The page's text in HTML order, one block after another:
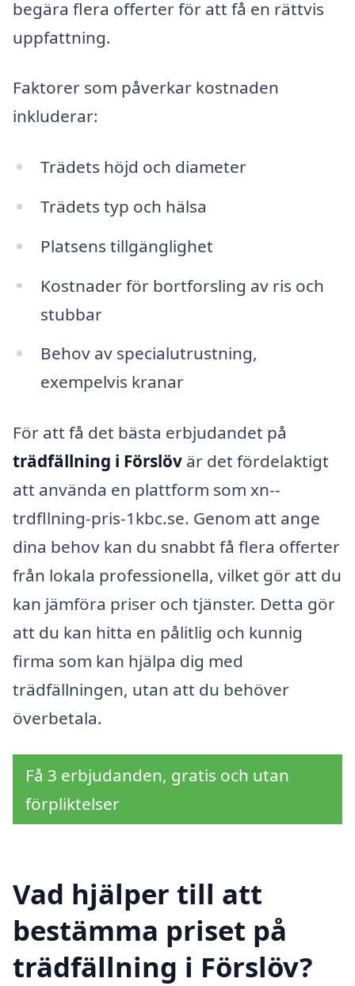
begära flera offerter för att få en rättvis
uppfattning.
Faktorer som påverkar kostnaden
inkluderar:
Trädets höjd och diameter
Trädets typ och hälsa
Platsens tillgänglighet
Kostnader för bortforsling av ris och
stubbar
Behov av specialutrustning,
exempelvis kranar
För att få det bästa erbjudandet på
trädfällning i Förslöv är det fördelaktigt
att använda en plattform som xn--
trdfllning-pris-1kbc.se. Genom att ange
dina behov kan du snabbt få flera offerter
från lokala professionella, vilket gör att du
kan jämföra priser och tjänster. Detta gör
att du kan hitta en pålitlig och kunnig
firma som kan hjälpa dig med
trädfällningen, utan att du behöver
överbetala.
Få 3 erbjudanden, gratis och utan
förpliktelser
Vad hjälper till att
bestämma priset på
trädfällning i Förslöv?